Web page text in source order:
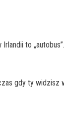
to „autobus”.
gdy ty widzisz